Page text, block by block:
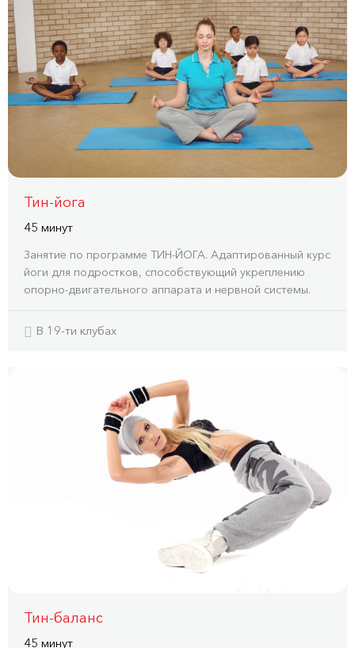
Тин-йога
45 минут
Занятие по программе ТИН-ЙОГА. Адаптированный курс
йоги для подростков, способствующий укреплению
опорно-двигательного аппарата и нервной системы.
В 19-ти клубах
Тин-баланс
45 минут